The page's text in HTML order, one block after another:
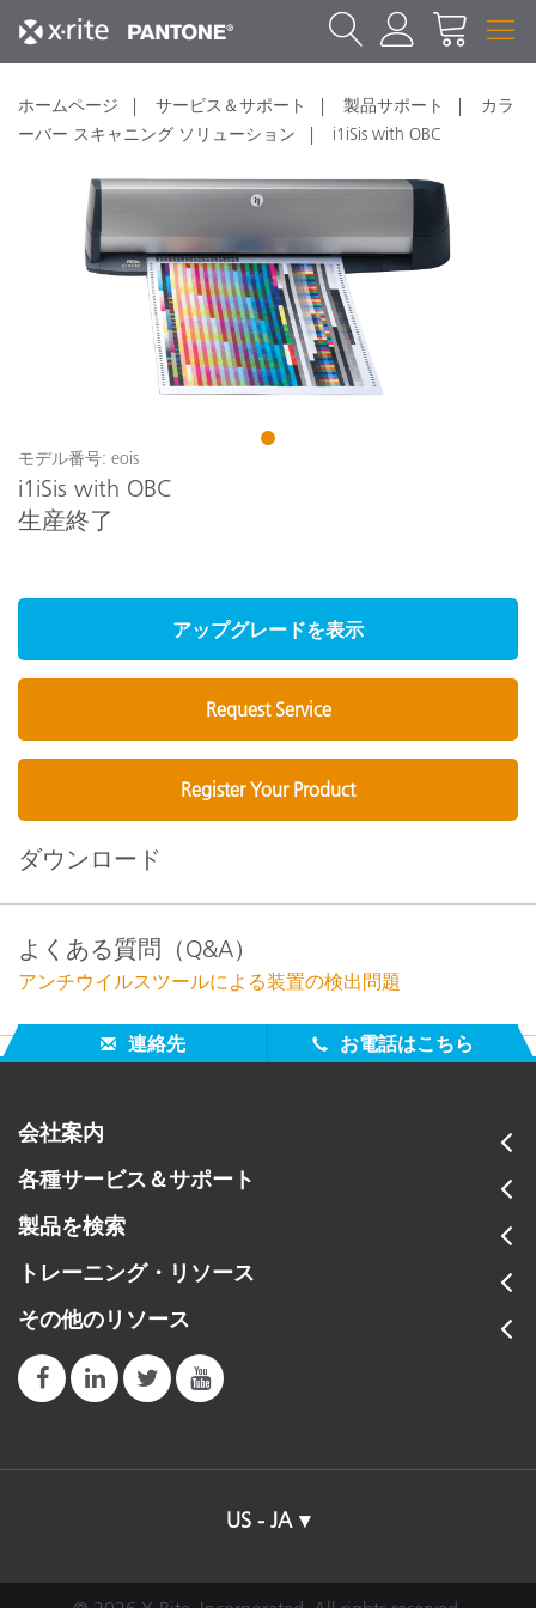
ホームページ サービス＆サポート 製品サポート
カラ
ーバー スキャニング ソリューション
i1iSis with OBC
1
モデル番号: eois
i1iSis with OBC
生産終了
アップグレードを表示
Request Service
Register Your Product
ダウンロード
よくある質問（Q&A）
アンチウイルスツールによる装置の検出問題
連絡先 お電話はこちら
会社案内
各種サービス＆サポート
製品を検索
トレーニング・リソース
その他のリソース
US - JA